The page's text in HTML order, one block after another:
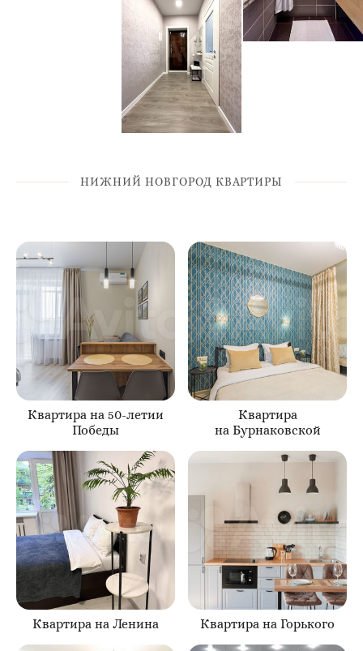
НИЖНИЙ НОВГОРОД КВАРТИРЫ
Квартира на 50-летии
Победы
Квартира
на Бурнаковской
Квартира на Ленина Квартира на Горького